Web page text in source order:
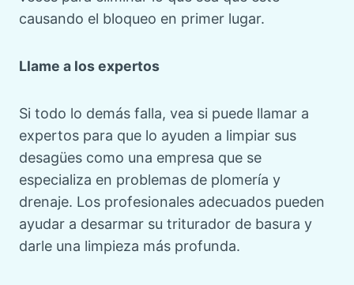
causando el bloqueo en primer lugar.
Llame a los expertos
Si todo lo demás falla, vea si puede llamar a
expertos para que lo ayuden a limpiar sus
desagües como una empresa que se
especializa en problemas de plomería y
drenaje. Los profesionales adecuados pueden
ayudar a desarmar su triturador de basura y
darle una limpieza más profunda.